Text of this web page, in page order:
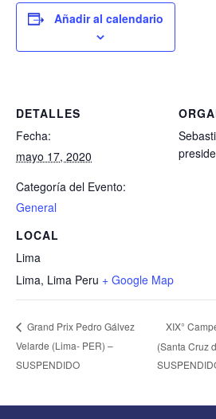
Añadir al calendario
DETALLES
Fecha:
mayo 17, 2020
Categoría del Evento:
General
LOCAL
Lima
Lima, Lima Peru + Google Map
Grand Prix Pedro Gálvez
Velarde (Lima- PER) –
SUSPENDIDO
XIX°
(Santa Cruz